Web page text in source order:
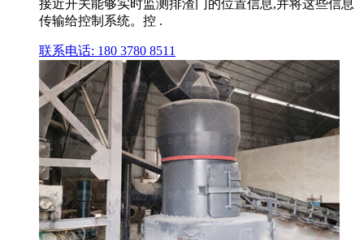
接近开关能够实时监测排渣门的位置信息,并将这些信息
传输给控制系统。控 .
联系电话: 180 3780 8511